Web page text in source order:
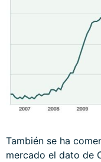
También se ha
mercado el dato de